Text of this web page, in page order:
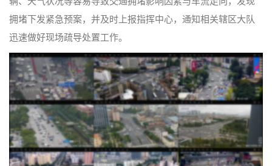
拥堵下发紧急预案，并及时上报指挥中心，通知相关辖区大队
迅速做好现场疏导处置工作。